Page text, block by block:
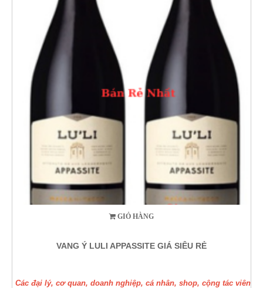
GIỎ HÀNG
VANG Ý LULI APPASSITE GIÁ SIÊU RẺ
Các đại lý, cơ quan, doanh nghiệp, cá nhân, shop, cộng tác viên